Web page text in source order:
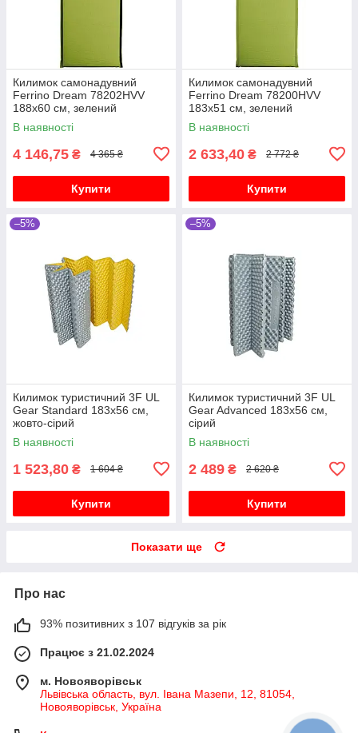
Килимок самонадувний
Ferrino Dream 78202HVV
188х60 см, зелений
В наявності
4 146,75 ₴ 4 365 ₴
Купити
Килимок самонадувний
Ferrino Dream 78200HVV
183х51 см, зелений
В наявності
2 633,40 ₴ 2 772 ₴
Купити
–5%
Килимок туристичний 3F UL
Gear Standard 183х56 см,
жовто-сірий
В наявності
1 523,80 ₴ 1 604 ₴
Купити
–5%
Килимок туристичний 3F UL
Gear Advanced 183х56 см,
сірий
В наявності
2 489 ₴ 2 620 ₴
Купити
Показати ще
Про нас
93% позитивних з 107 відгуків за рік
Працює з 21.02.2024
м. Новояворівськ
Львівська область, вул. Івана Мазепи, 12, 81054,
Новояворівськ, Україна